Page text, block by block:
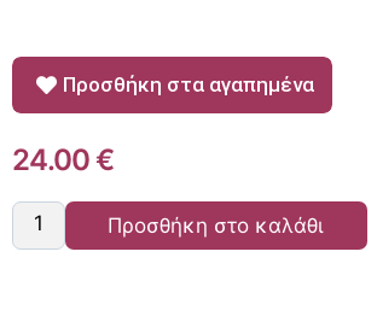
Προσθήκη στα αγαπημένα
24.00€
Προσθήκη στο καλάθι